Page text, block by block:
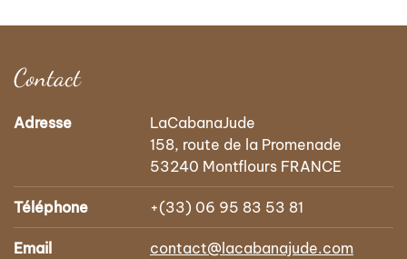
Contact
Adresse
LaCabanaJude
158, route de la Promenade
53240 Montflours FRANCE
Téléphone +(33) 06 95 83 53 81
Email contact@lacabanajude.com